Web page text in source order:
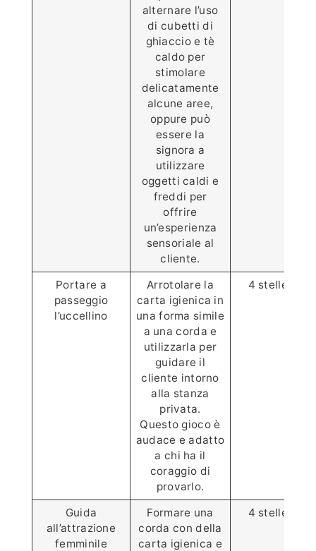
alternare l’uso
di cubetti di
ghiaccio e tè
caldo per
stimolare
delicatamente
alcune aree,
oppure può
essere la
signora a
utilizzare
oggetti caldi e
freddi per
offrire
un’esperienza
sensoriale al
cliente.
Portare a
passeggio
l’uccellino
Arrotolare la
carta igienica in
una forma simile
a una corda e
utilizzarla per
guidare il
cliente intorno
alla stanza
privata.
Questo gioco è
audace e adatto
a chi ha il
coraggio di
provarlo.
4 stelle
Guida
all’attrazione
femminile
Formare una
corda con della
carta igienica e
4 stelle